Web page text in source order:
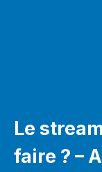
Le
faire ? –